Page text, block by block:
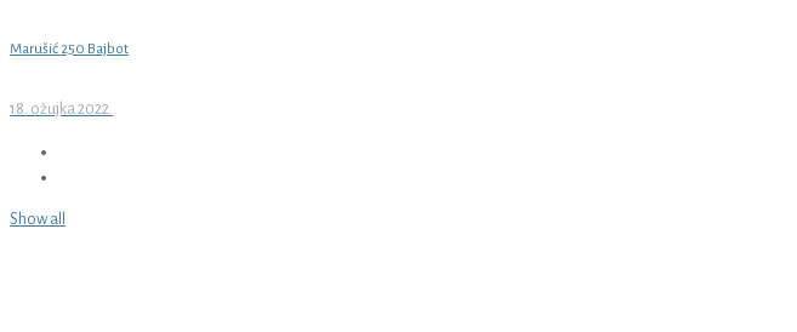
Marušić 250 Bajbot
18. ožujka 2022.
Show all